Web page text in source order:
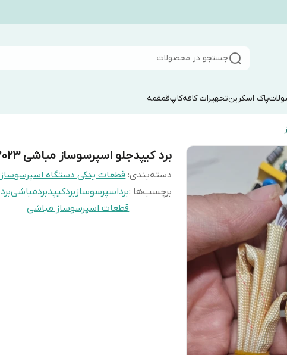
جستجو در محصولات
پاک اسکرینتجهیزات کافهکاپقمقمه
برد کیپدجلو اسپرسوساز مباشی ۲۰۲۳
دسته‌بندی:قطعات یدکی دستگاه اسپرسوساز
برچسب‌ها :برداسپرسوسازبردکیپدبردمباشیبرد۲۰۳۲
قطعات اسپرسوساز مباشی